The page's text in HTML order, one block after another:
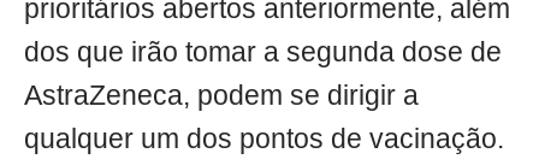
prioritários abertos anteriormente, além
dos que irão tomar a segunda dose de
AstraZeneca, podem se dirigir a
qualquer um dos pontos de vacinação.